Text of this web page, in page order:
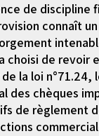
de discipline
connaît
de revoir
la loi n°71.24,
des chèques
de règlement